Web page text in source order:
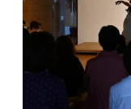
ライブ・ス
作品
オンライ